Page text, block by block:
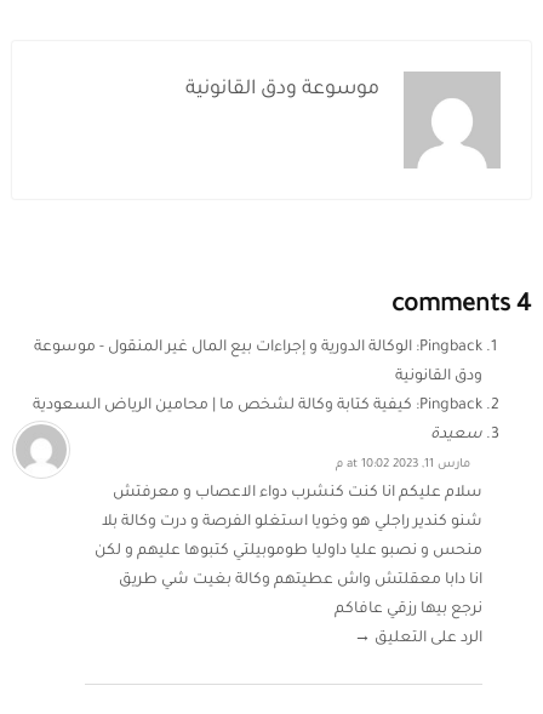
موسوعة ودق القانونية
4 comments
Pingback: الوكالة الدورية و إجراءات بيع المال غير المنقول - موسوعة
ودق القانونية
Pingback: كيفية كتابة وكالة لشخص ما | محامين الرياض السعودية
سعيدة
مارس 11, 2023 at 10:02 م
سلام عليكم انا كنت كنشرب دواء الاعصاب و معرفتش
شنو كندير راجلي هو وخويا استغلو الفرصة و درت وكالة بلا
منحس و نصبو عليا داوليا طوموبيلتي كتبوها عليهم و لكن
انا دابا معقلتش واش عطيتهم وكالة بغيت شي طريق
نرجع بيها رزقي عافاكم
الرد على التعليق →